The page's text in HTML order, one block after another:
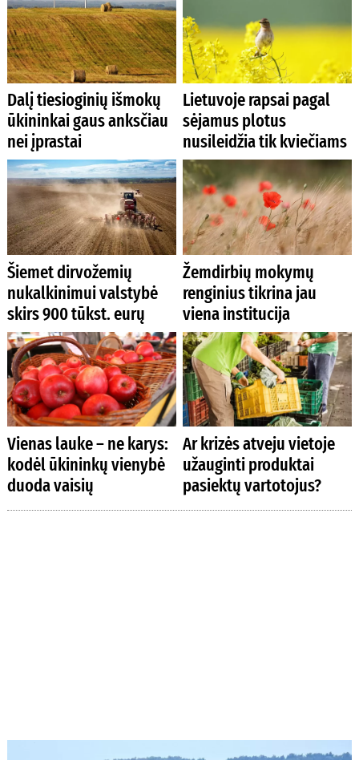
Dalį tiesioginių išmokų
ūkininkai gaus anksčiau
nei įprastai
Lietuvoje rapsai pagal
sėjamus plotus
nusileidžia tik kviečiams
Šiemet dirvožemių
nukalkinimui valstybė
skirs 900 tūkst. eurų
Žemdirbių mokymų
renginius tikrina jau
viena institucija
Vienas lauke – ne karys:
kodėl ūkininkų vienybė
duoda vaisių
Ar krizės atveju vietoje
užauginti produktai
pasiektų vartotojus?